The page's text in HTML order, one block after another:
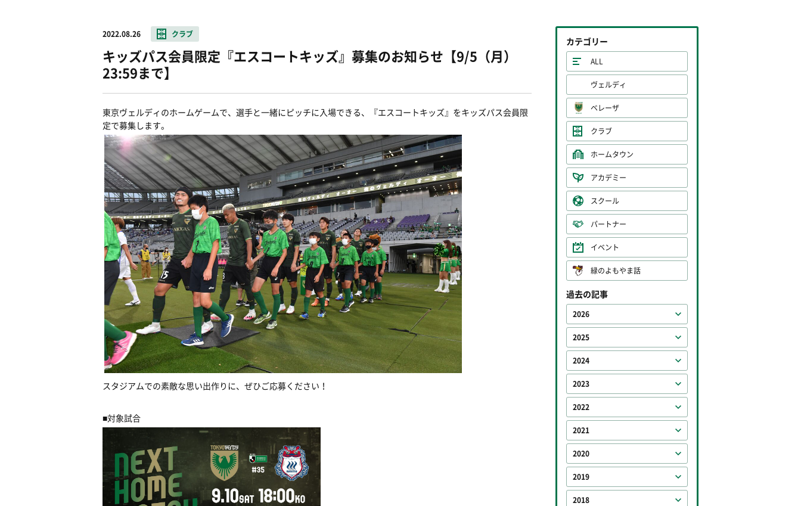
2022.08.26 クラブ
キッズパス会員限定『エスコートキッズ』募集のお知らせ【9/5（月）
23:59まで】
東京ヴェルディのホームゲームで、選手と一緒にピッチに入場できる、『エスコートキッズ』をキッズパス会員限
定で募集します。
スタジアムでの素敵な思い出作りに、ぜひご応募ください！
■対象試合
カテゴリー
ALL
ヴェルディ
ベレーザ
クラブ
ホームタウン
アカデミー
スクール
パートナー
イベント
緑のよもやま話
過去の記事
2026
2025
2024
2023
2022
2021
2020
2019
2018